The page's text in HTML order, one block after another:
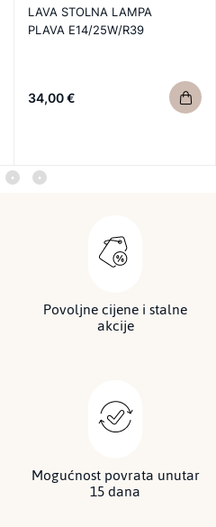
LAVA STOLNA LAMPA
PLAVA E14/25W/R39
34,00 €
Povoljne cijene i stalne
akcije
Mogućnost povrata unutar
15 dana